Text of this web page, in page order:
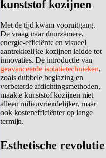
kunststof kozijnen
Met de tijd kwam vooruitgang.
De vraag naar duurzamere,
energie-efficiënte en visueel
aantrekkelijke kozijnen leidde tot
innovaties. De introductie van
geavanceerde isolatietechnieken,
zoals dubbele beglazing en
verbeterde afdichtingsmethoden,
maakte kunststof kozijnen niet
alleen milieuvriendelijker, maar
ook kostenefficiënter op lange
termijn.
Esthetische revolutie